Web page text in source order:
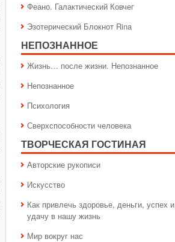
Феано. Галактический Ковчег
Эзотерический Блокнот Rina
НЕПОЗНАННОЕ
Жизнь… после жизни. Непознанное
Непознанное
Психология
Сверхспособности человека
ТВОРЧЕСКАЯ ГОСТИНАЯ
Авторские рукописи
Искусство
Как привлечь здоровье, деньги, успех и
удачу в нашу жизнь
Мир вокруг нас